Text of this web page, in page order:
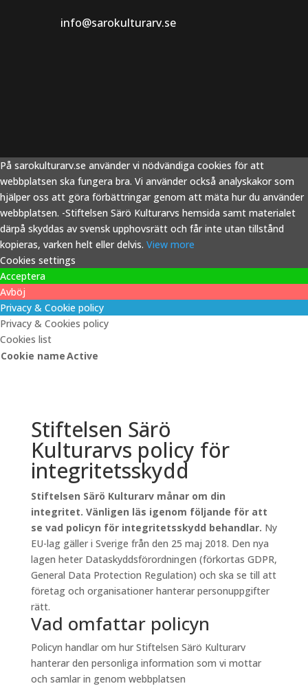
info@sarokulturarv.se
På sarokulturarv.se använder vi nödvändiga cookies för att
webbplatsen ska fungera bra. Vi använder också analyskakor som
hjälper oss att göra förbättringar genom att mäta hur du använder
webbplatsen. -Stiftelsen Särö Kulturarvs hemsida samt materialet
därpå skyddas av svensk upphovsrätt och får inte utan tillstånd
kopieras, varken helt eller delvis. View more
Cookies settings
Acceptera
Avböj
Privacy & Cookie policy
Privacy & Cookies policy
Cookies list
Cookie nameActive
Stiftelsen Särö
Kulturarvs policy för
integritetsskydd
Stiftelsen Särö Kulturarv månar om din
integritet. Vänligen läs igenom följande för att
se vad policyn för integritetsskydd behandlar. Ny
EU-lag gäller i Sverige från den 25 maj 2018. Den nya
lagen heter Dataskyddsförordningen (förkortas GDPR,
General Data Protection Regulation) och ska se till att
företag och organisationer hanterar personuppgifter
rätt.
Vad omfattar policyn
Policyn handlar om hur Stiftelsen Särö Kulturarv
hanterar den personliga information som vi mottar
och samlar in genom webbplatsen